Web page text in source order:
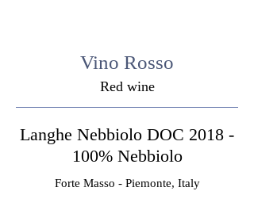
Vino Rosso
Red wine
Langhe Nebbiolo DOC 2018 -
100% Nebbiolo
Forte Masso - Piemonte, Italy